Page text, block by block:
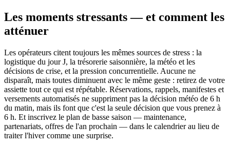
Les moments stressants — et comment les
atténuer
Les opérateurs citent toujours les mêmes sources de stress : la
logistique du jour J, la trésorerie saisonnière, la météo et les
décisions de crise, et la pression concurrentielle. Aucune ne
disparaît, mais toutes diminuent avec le même geste : retirez de votre
assiette tout ce qui est répétable. Réservations, rappels, manifestes et
versements automatisés ne suppriment pas la décision météo de 6 h
du matin, mais ils font que c'est la seule décision que vous prenez à
6 h. Et inscrivez le plan de basse saison — maintenance,
partenariats, offres de l'an prochain — dans le calendrier au lieu de
traiter l'hiver comme une surprise.